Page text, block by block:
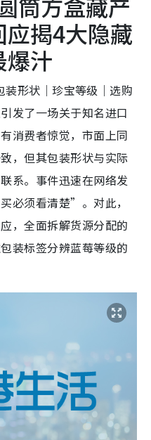
揭4大隐藏
爆汁
形状｜珍宝等级｜选购
发了一场关于知名进口
消费者惊觉，市面上同
，但其包装形状与实际
系。事件迅速在网络发
必须看清楚”。对此，
，全面拆解货源分配的
装标签分辨蓝莓等级的